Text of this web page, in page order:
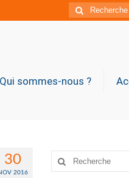
Rechercher
:
Qui sommes-nous ?
30
2016
Rechercher